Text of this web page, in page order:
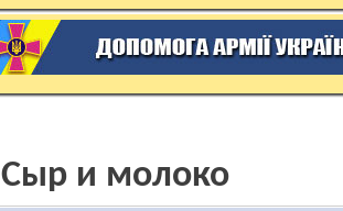
Сыр и молоко